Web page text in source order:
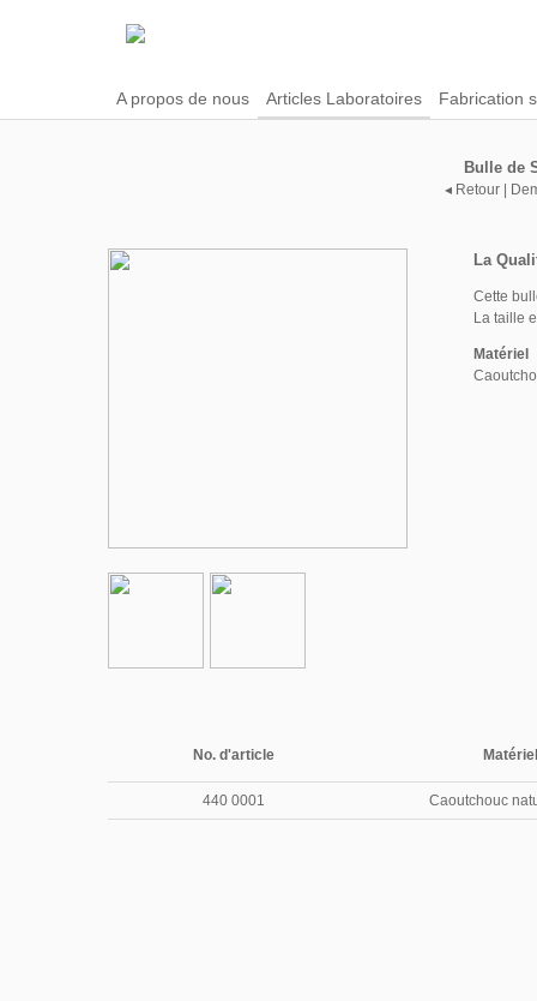
A propos de nous Articles Laboratoires Fabrication
Bulle de
◂ Retour
La
Cette
La taille
Matériel
No. d'article Matériel
440 0001 Caoutchouc